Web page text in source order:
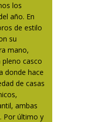
los
año. En
de estilo
su
mano,
pleno casco
donde hace
de casas
ambas
Por último y